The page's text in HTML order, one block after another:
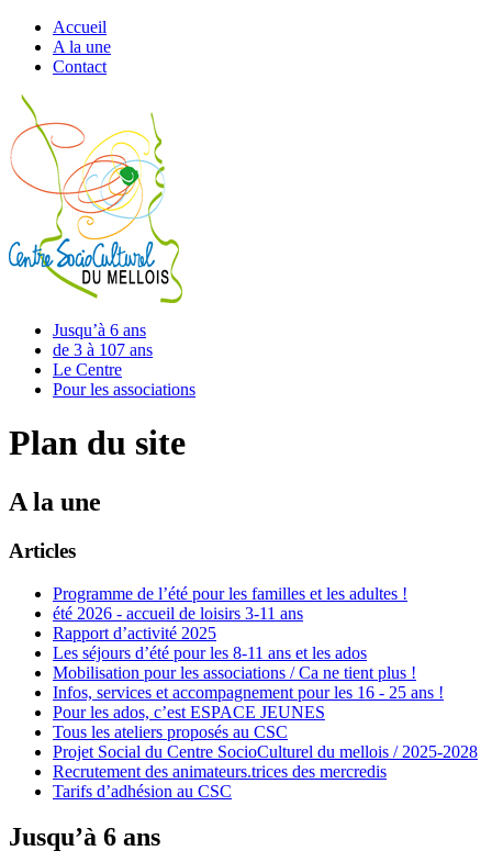
Accueil
A la une
Contact
Jusqu’à 6 ans
de 3 à 107 ans
Le Centre
Pour les associations
Plan du site
A la une
Articles
Programme de l’été pour les familles et les adultes !
été 2026 - accueil de loisirs 3-11 ans
Rapport d’activité 2025
Les séjours d’été pour les 8-11 ans et les ados
Mobilisation pour les associations / Ca ne tient plus !
Infos, services et accompagnement pour les 16 - 25 ans !
Pour les ados, c’est ESPACE JEUNES
Tous les ateliers proposés au CSC
Projet Social du Centre SocioCulturel du mellois / 2025-2028
Recrutement des animateurs.trices des mercredis
Tarifs d’adhésion au CSC
Jusqu’à 6 ans